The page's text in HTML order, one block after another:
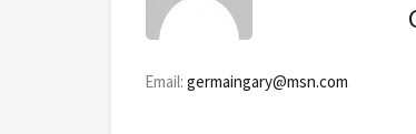
Email: germaingary@msn.com